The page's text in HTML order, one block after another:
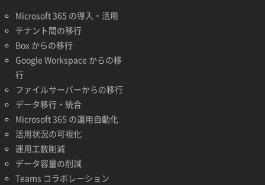
Microsoft 365 の導入・活用
テナント間の移行
Box からの移行
Google Workspace からの移
行
ファイルサーバーからの移行
データ移行・統合
Microsoft 365 の運用自動化
活用状況の可視化
運用工数削減
データ容量の削減
Teams コラボレーション